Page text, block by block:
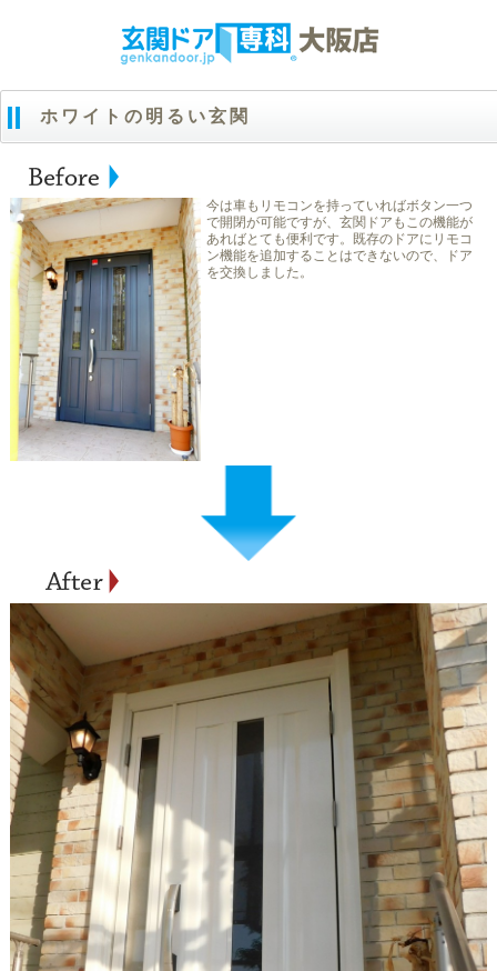
ホワイトの明るい玄関
今は車もリモコンを持っていればボタン一つ
で開閉が可能ですが、玄関ドアもこの機能が
あればとても便利です。既存のドアにリモコ
ン機能を追加することはできないので、ドア
を交換しました。